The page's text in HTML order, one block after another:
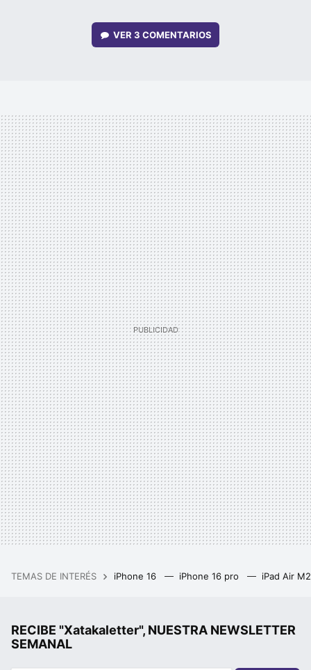
VER 3 COMENTARIOS
TEMAS DE INTERÉS iPhone 16 iPhone 16 pro iPad Air
RECIBE "Xatakaletter", NUESTRA NEWSLETTER
SEMANAL